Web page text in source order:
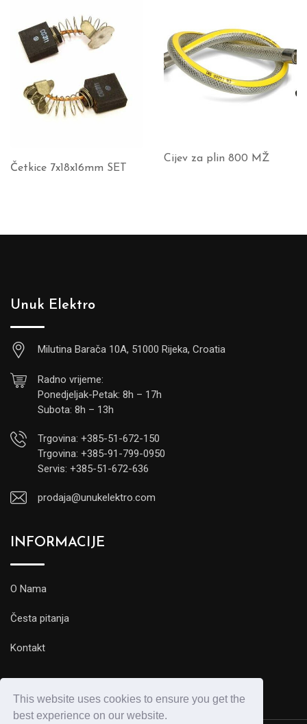
This website uses cookies to ensure you get the
best experience on our website.
Četkice 7x18x16mm SET
Cijev za plin 800 MŽ
Unuk Elektro
Milutina Barača 10A, 51000 Rijeka, Croatia
Radno vrijeme:
Ponedjeljak-Petak: 8h – 17h
Subota: 8h – 13h
Trgovina: +385-51-672-150
Trgovina: +385-91-799-0950
Servis: +385-51-672-636
prodaja@unukelektro.com
INFORMACIJE
O Nama
Česta pitanja
Kontakt